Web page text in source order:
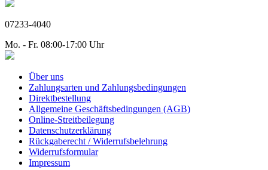
07233-4040
Mo. - Fr. 08:00-17:00 Uhr
Über uns
Zahlungsarten und Zahlungsbedingungen
Direktbestellung
Allgemeine Geschäftsbedingungen (AGB)
Online-Streitbeilegung
Datenschutzerklärung
Rückgaberecht / Widerrufsbelehrung
Widerrufsformular
Impressum